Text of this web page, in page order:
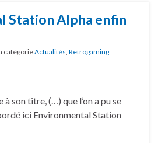
Station Alpha enfin
catégorieActualités Retrogaming
à son titre, (…) que l’on a pu se
ici Environmental Station